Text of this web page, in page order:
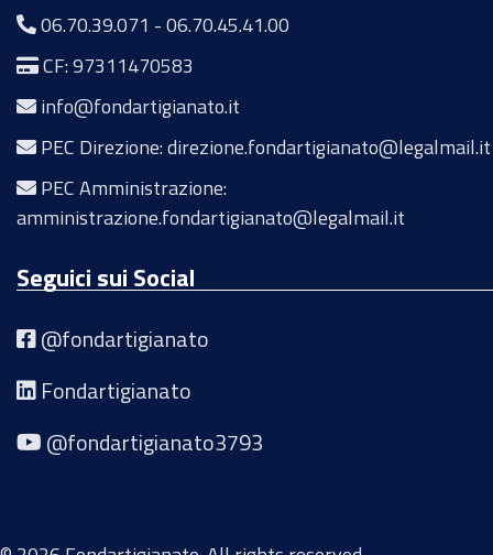
06.70.39.071 -06.70.45.41.00
CF: 97311470583
info@fondartigianato.it
PEC Direzione: direzione.fondartigianato@legalmail.it
PEC Amministrazione:
amministrazione.fondartigianato@legalmail.it
Seguici sui Social
@fondartigianato
Fondartigianato
@fondartigianato3793